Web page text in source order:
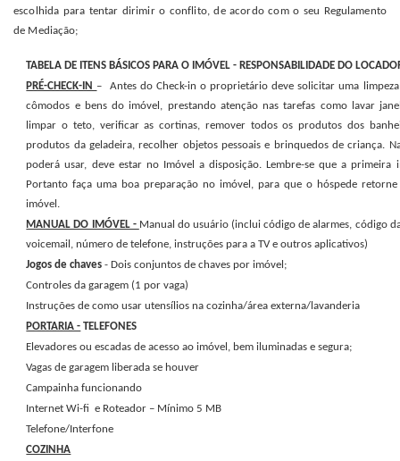
escolhida para tentar dirimir o conflito, de acordo com o seu Regulamento
de Mediação;
TABELA DE ITENS BÁSICOS PARA O IMÓVEL - RESPONSABILIDADE DO
PRÉ-CHECK-IN – Antes do Check-in o proprietário deve solicitar uma
cômodos e bens do imóvel, prestando atenção nas tarefas como lavar
limpar o teto, verificar as cortinas, remover todos os produtos dos
produtos da geladeira, recolher objetos pessoais e brinquedos de criança.
poderá usar, deve estar no Imóvel a disposição. Lembre-se que a primeira
Portanto faça uma boa preparação no imóvel, para que o hóspede
imóvel.
MANUAL DO IMÓVEL - Manual do usuário (inclui código de alarmes, código
voicemail, número de telefone, instruções para a TV e outros aplicativos)
Jogos de chaves- Dois conjuntos de chaves por imóvel;
Controles da garagem (1 por vaga)
Instruções de como usar utensílios na cozinha/área externa/lavanderia
PORTARIA - TELEFONES
Elevadores ou escadas de acesso ao imóvel, bem iluminadas e segura;
Vagas de garagem liberada se houver
Campainha funcionando
Internet Wi-fi e Roteador – Mínimo 5 MB
Telefone/Interfone
COZINHA